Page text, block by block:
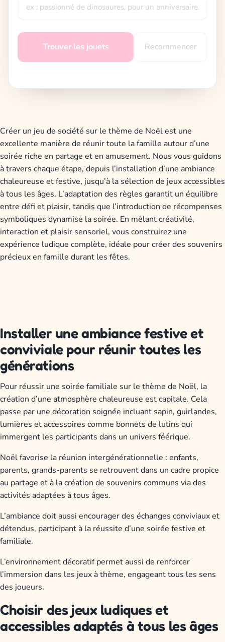
Trouver les jouets Recommencer
Créer un jeu de société sur le thème de Noël est une
excellente manière de réunir toute la famille autour d’une
soirée riche en partage et en amusement. Nous vous guidons
à travers chaque étape, depuis l’installation d’une ambiance
chaleureuse et festive, jusqu’à la sélection de jeux accessibles
à tous les âges. L’adaptation des règles garantit un équilibre
entre défi et plaisir, tandis que l’introduction de récompenses
symboliques dynamise la soirée. En mêlant créativité,
interaction et plaisir sensoriel, vous construirez une
expérience ludique complète, idéale pour créer des souvenirs
précieux en famille durant les fêtes.
Installer une ambiance festive et
conviviale pour réunir toutes les
générations
Pour réussir une soirée familiale sur le thème de Noël, la
création d’une atmosphère chaleureuse est capitale. Cela
passe par une décoration soignée incluant sapin, guirlandes,
lumières et accessoires comme bonnets de lutins qui
immergent les participants dans un univers féérique.
Noël favorise la réunion intergénérationnelle : enfants,
parents, grands-parents se retrouvent dans un cadre propice
au partage et à la création de souvenirs communs via des
activités adaptées à tous âges.
L’ambiance doit aussi encourager des échanges conviviaux et
détendus, participant à la réussite d’une soirée festive et
familiale.
L’environnement décoratif permet aussi de renforcer
l’immersion dans les jeux à thème, engageant tous les sens
des joueurs.
Choisir des jeux ludiques et
accessibles adaptés à tous les âges